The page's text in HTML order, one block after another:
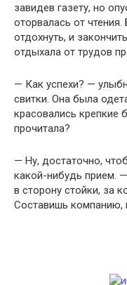
завидев газету, но
оторвалась от
отдохнуть, и
отдыхала от трудов
— Как успехи? —
свитки. Она была
красовались крепкие
прочитала?
— Ну, достаточно,
какой-нибудь прием.
в сторону стойки, за
Составишь компанию,